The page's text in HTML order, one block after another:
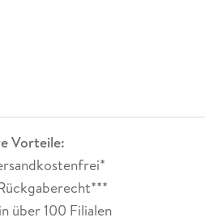
Vorteile:
über 100 Filialen